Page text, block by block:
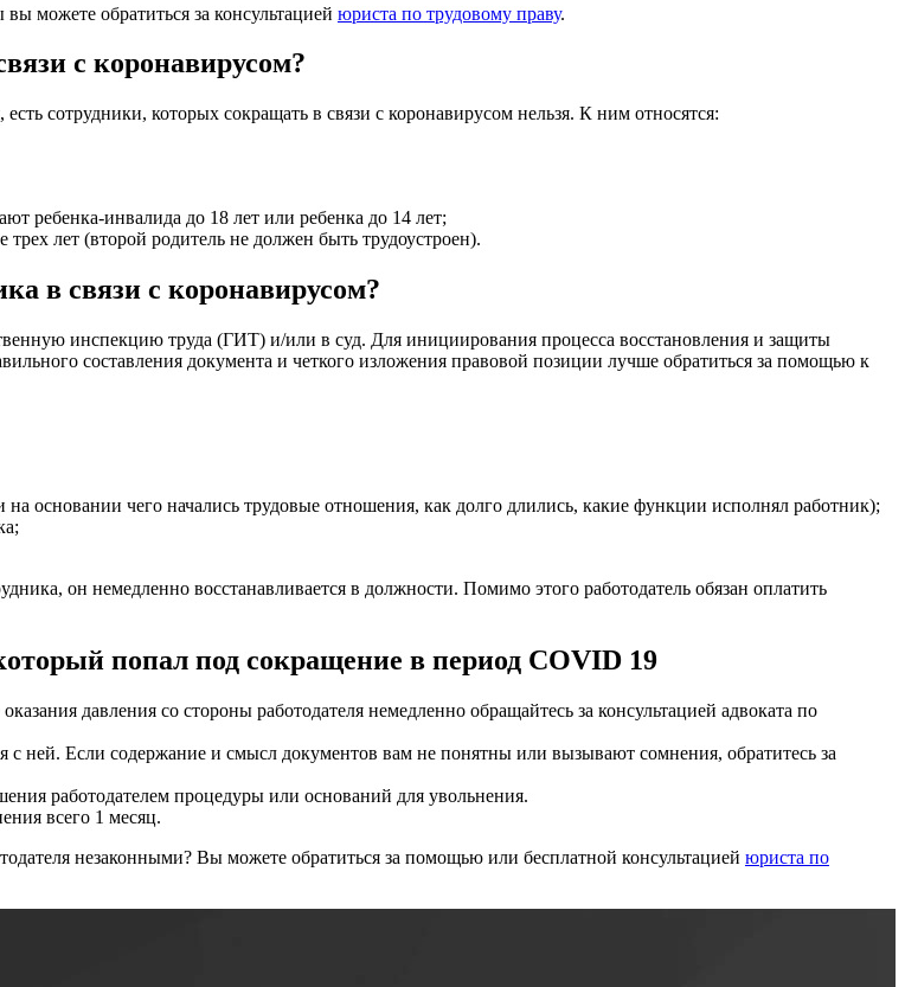
можете обратиться за консультацией юриста по трудовому праву.
с коронавирусом?
сотрудники, которых сокращать в связи с коронавирусом нельзя. К ним относятся:
ребенка-инвалида до 18 лет или ребенка до 14 лет;
лет (второй родитель не должен быть трудоустроен).
в связи с коронавирусом?
инспекцию труда (ГИТ) и/или в суд. Для инициирования процесса восстановления и защиты
составления документа и четкого изложения правовой позиции лучше обратиться за помощью к
основании чего начались трудовые отношения, как долго длились, какие функции исполнял работник);
он немедленно восстанавливается в должности. Помимо этого работодатель обязан оплатить
попал под сокращение в период COVID 19
давления со стороны работодателя немедленно обращайтесь за консультацией адвоката по
ней. Если содержание и смысл документов вам не понятны или вызывают сомнения, обратитесь за
работодателем процедуры или оснований для увольнения.
всего 1 месяц.
незаконными? Вы можете обратиться за помощью или бесплатной консультацией юриста по